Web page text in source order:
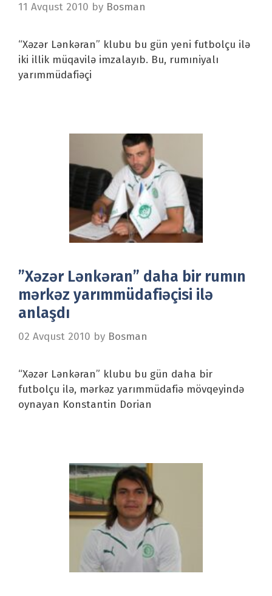
11 Avqust 2010 by Bosman
“Xəzər Lənkəran” klubu bu gün yeni futbolçu ilə
iki illik müqavilə imzalayıb. Bu, rumıniyalı
yarımmüdafiəçi
”Xəzər Lənkəran” daha bir rumın
mərkəz yarımmüdafiəçisi ilə
anlaşdı
02 Avqust 2010 by Bosman
“Xəzər Lənkəran” klubu bu gün daha bir
futbolçu ilə, mərkəz yarımmüdafiə mövqeyində
oynayan Konstantin Dorian